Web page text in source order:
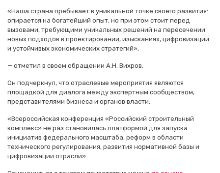
«Наша страна пребывает в уникальной точке своего развития:
опирается на богатейший опыт, но при этом стоит перед
вызовами, требующими уникальных решений на пересечении
новых подходов в проектировании, изысканиях, цифровизации
и устойчивых экономических стратегий»,
— отметил в своем обращении А.Н. Вихров.
Он подчеркнул, что отраслевые мероприятия являются
площадкой для диалога между экспертным сообществом,
представителями бизнеса и органов власти:
«Всероссийская конференция «Российский строительный
комплекс» не раз становилась платформой для запуска
инициатив федерального масштаба, реформ в области
технического регулирования, развития нормативной базы и
цифровизации отрасли».